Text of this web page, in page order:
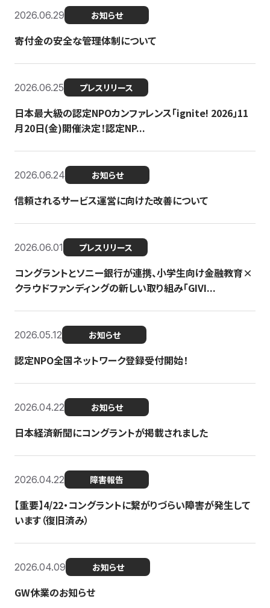
2026.06.29 お知らせ
寄付金の安全な管理体制について
2026.06.25 プレスリリース
日本最大級の認定NPOカンファレンス「ignite! 2026」11
月20日(金)開催決定！認定NP...
2026.06.24 お知らせ
信頼されるサービス運営に向けた改善について
2026.06.01 プレスリリース
コングラントとソニー銀行が連携、小学生向け金融教育×
クラウドファンディングの新しい取り組み「GIVI...
2026.05.12 お知らせ
認定NPO全国ネットワーク登録受付開始！
2026.04.22 お知らせ
日本経済新聞にコングラントが掲載されました
2026.04.22 障害報告
【重要】4/22・コングラントに繋がりづらい障害が発生して
います（復旧済み）
2026.04.09 お知らせ
GW休業のお知らせ